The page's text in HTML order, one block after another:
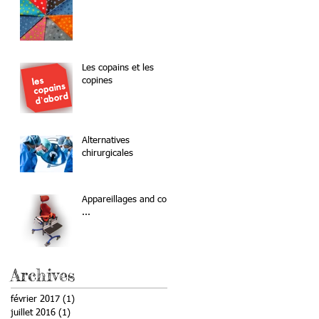
Les copains et les
copines
Alternatives
chirurgicales
Appareillages and co
...
Archives
février 2017 (1)
juillet 2016 (1)